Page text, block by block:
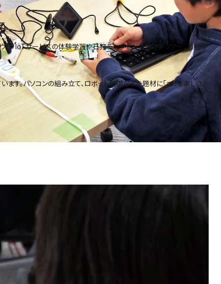
・IoTサービスの体験学習や石狩データセンター見学ツアー、当社サ
。パソコンの組み立て、ロボット制御などを題材に「つくる楽しさ」